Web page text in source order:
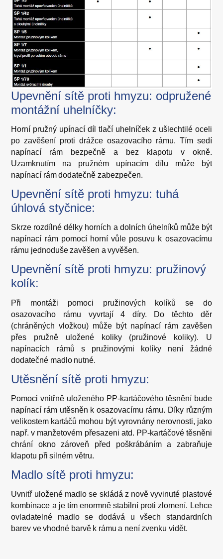
Upevnění sítě proti hmyzu: odpružené
montážní uhelníčky:
Horní pružný upínací díl tlačí uhelníček z ušlechtilé oceli
po zavěšení proti drážce osazovacího rámu. Tím sedí
napínací rám bezpečně a bez klapotu v okně.
Uzamknutím na pružném upínacím dílu může být
napínací rám dodatečně zabezpečen.
Upevnění sítě proti hmyzu: tuhá
úhlová styčnice:
Skrze rozdílné délky horních a dolních úhelníků může být
napínací rám pomocí horní vůle posuvu k osazovacímu
rámu jednoduše zavěšen a vyvěšen.
Upevnění sítě proti hmyzu: pružinový
kolík:
Při montáži pomoci pružinových kolíků se do
osazovacího rámu vyvrtají 4 díry. Do těchto děr
(chráněných vložkou) může být napínací rám zavěšen
přes pružně uložené koliky (pružinové koliky). U
napínacích rámů s pružinovými kolíky není žádné
dodatečné madlo nutné.
Utěsnění sítě proti hmyzu:
Pomoci vnitřně uloženého PP-kartáčového těsnění bude
napínací rám utěsněn k osazovacímu rámu. Díky různým
velikostem kartáčů mohou být vyrovnány nerovnosti, jako
např. v manžetovém přesazeni atd. PP-kartáčové těsněni
chrání okno zároveň před poškrábáním a zabraňuje
klapotu při silném větru.
Madlo sítě proti hmyzu:
Uvnitř uložené madlo se skládá z nově vyvinuté plastové
kombinace a je tím enormně stabilní proti zlomení. Lehce
ovladatelné madlo se dodává u všech standardních
barev ve vhodné barvě k rámu a není zvenku vidět.